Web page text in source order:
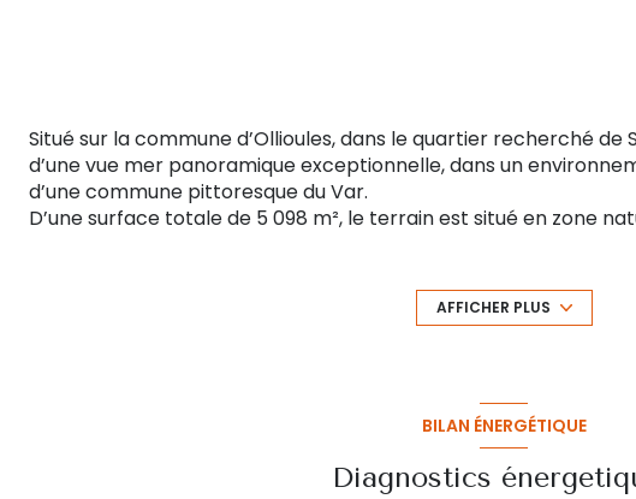
Situé sur la commune d’Ollioules, dans le quartier recherché
d’une vue mer panoramique exceptionnelle, dans un
d’une commune pittoresque du Var.
D’une surface totale de 5 098 m², le terrain est situé en zone
- Un lot de deux parcelles attenantes non constructibles,
d’urbanisme et les contraintes d’implantation ne
Seule la réalisation d’un garage ou d’une petite
- L’ensemble formant une seule unité foncière.
AFFICHER PLUS
BILAN ÉNERGÉTIQUE
Diagnostics